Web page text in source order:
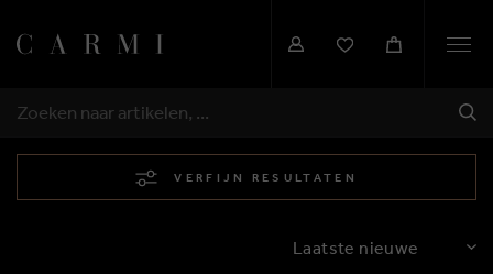
ZOEKEN
VERFIJN RESULTATEN
SORTEREN